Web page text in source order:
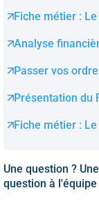
Fiche métier :
Analyse
Passer vos
Présentation du
Fiche métier :
Une question ?
question à l'équipe